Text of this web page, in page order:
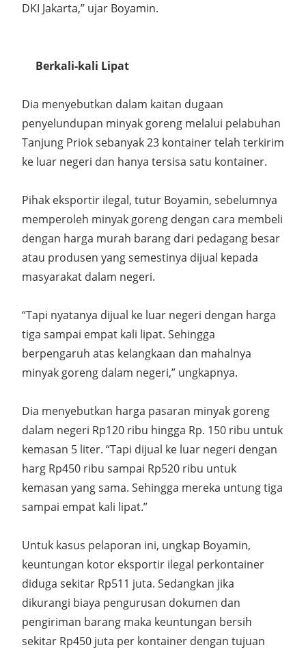
DKI Jakarta,” ujar Boyamin.
Berkali-kali Lipat
Dia menyebutkan dalam kaitan dugaan
penyelundupan minyak goreng melalui pelabuhan
Tanjung Priok sebanyak 23 kontainer telah terkirim
ke luar negeri dan hanya tersisa satu kontainer.
Pihak eksportir ilegal, tutur Boyamin, sebelumnya
memperoleh minyak goreng dengan cara membeli
dengan harga murah barang dari pedagang besar
atau produsen yang semestinya dijual kepada
masyarakat dalam negeri.
“Tapi nyatanya dijual ke luar negeri dengan harga
tiga sampai empat kali lipat. Sehingga
berpengaruh atas kelangkaan dan mahalnya
minyak goreng dalam negeri,” ungkapnya.
Dia menyebutkan harga pasaran minyak goreng
dalam negeri Rp120 ribu hingga Rp. 150 ribu untuk
kemasan 5 liter. “Tapi dijual ke luar negeri dengan
harg Rp450 ribu sampai Rp520 ribu untuk
kemasan yang sama. Sehingga mereka untung tiga
sampai empat kali lipat.”
Untuk kasus pelaporan ini, ungkap Boyamin,
keuntungan kotor eksportir ilegal perkontainer
diduga sekitar Rp511 juta. Sedangkan jika
dikurangi biaya pengurusan dokumen dan
pengiriman barang maka keuntungan bersih
sekitar Rp450 juta per kontainer dengan tujuan